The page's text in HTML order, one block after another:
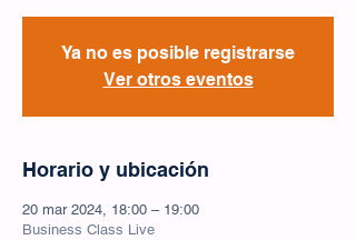
Ya no es posible registrarse
Ver otros eventos
Horario y ubicación
20 mar 2024, 18:00 – 19:00
Business Class Live